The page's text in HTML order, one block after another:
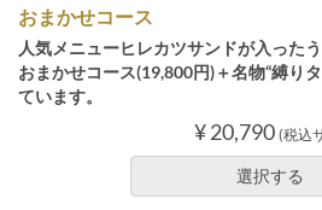
おまかせコース
人気メニューヒレカツサンドが入った
おまかせコース(19,800円)＋名物“縛り
ています。
¥ 20,790 (税込
選択する